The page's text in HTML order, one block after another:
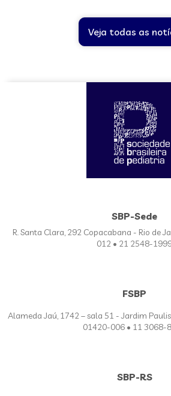
Veja todas as
SBP-Sede
R. Santa Clara, 292 Copacabana - Rio de
012 • 21 2548-
FSBP
Alameda Jaú, 1742 – sala 51 - Jardim
01420-006 • 11 3068-
SBP-RS